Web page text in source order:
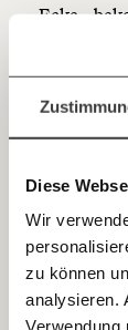
Diese
Wir
zu können
analysieren.
Verwendung
sozialen
Ecke -
brutto.
Dafür
ihre
Nicht nur
https://
bar-